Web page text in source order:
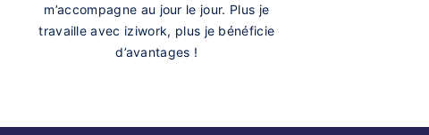
m’accompagne au jour le jour. Plus je
travaille avec iziwork, plus je bénéficie
d’avantages !